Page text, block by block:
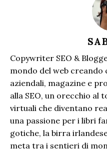
Copywriter SEO &
mondo del web
aziendali, magazine e
alla SEO, un orecchio al
virtuali che diventano
una passione per i libri
gotiche, la birra
meta tra i sentieri di